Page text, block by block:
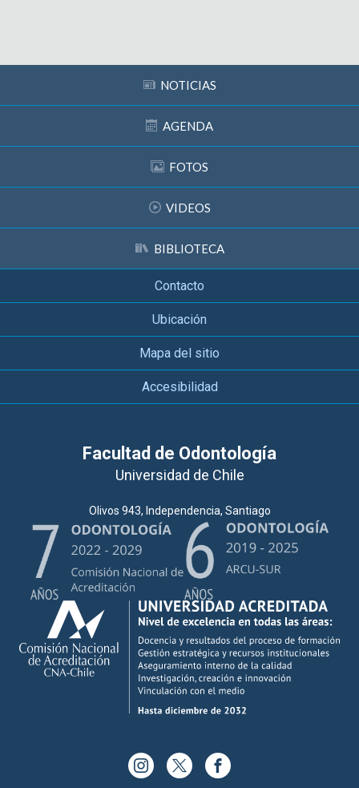
NOTICIAS
AGENDA
FOTOS
VIDEOS
BIBLIOTECA
Contacto
Ubicación
Mapa del sitio
Accesibilidad
Facultad de Odontología
Universidad de Chile
Olivos 943, Independencia, Santiago